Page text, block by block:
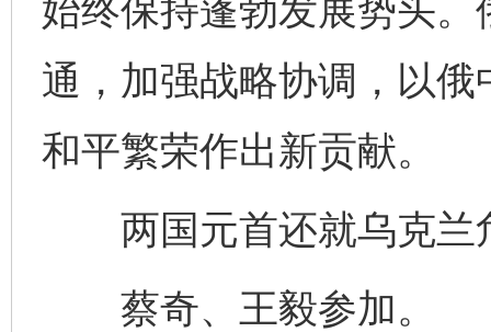
始终保持蓬勃发展势头
通，加强战略协调，以
和平繁荣作出新贡献。
两国元首还就乌克兰
蔡奇、王毅参加。